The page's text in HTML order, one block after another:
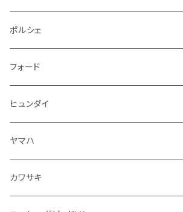
修理ツール
アームレスト
ドア回り
ホーン
キーホルダー
収納用品
灰皿・ゴミ箱
インテリアパネル
ケーブル系
排気系
ガスケット
通信系
吸気系
エアフィルター
冷却系
ラジエーター
シフトノブ
運転席周り
ドア回り
アームレスト
ライト系
ウインカー
フロアマット
外装
グリル
ポルシェ
フロアマット
その他
フォード
フロアマット
ダッシュボード
ドア回り
ヒュンダイ
フロアマット
ヤマハ
電装系
カワサキ